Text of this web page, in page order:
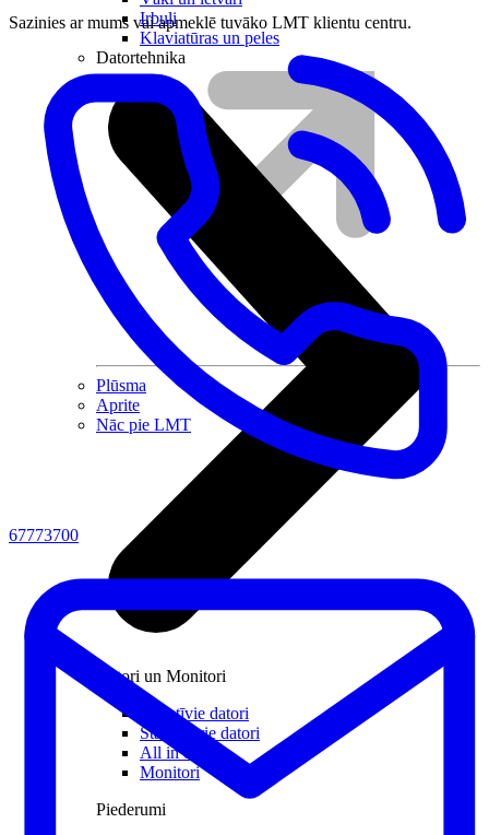
Plūsma
Aprite
Nāc pie LMT
Irbuļi
Klaviatūras un peles
Datortehnika
Datori un Monitori
Portatīvie datori
Stacionārie datori
All in one
Monitori
Piederumi
Sazinies ar mums vai apmeklē tuvāko LMT klientu centru.
67773700